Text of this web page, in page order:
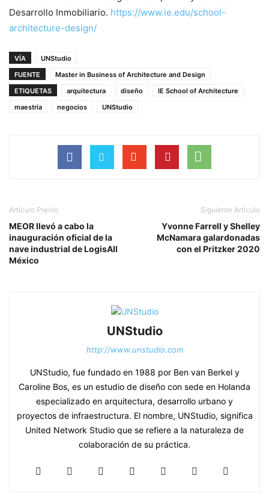
Desarrollo Inmobiliario. https://www.ie.edu/school-
architecture-design/
VÍA
UNStudio
FUENTE
Master in Business of Architecture and Design
ETIQUETAS
arquitectura diseño
IE School of Architecture
maestría
negocios UNStudio
Artículo Previo
MEOR llevó a cabo la
inauguración oficial de la
nave industrial de LogisAll
México
Siguiente Artículo
Yvonne Farrell y Shelley
McNamara galardonadas
con el Pritzker 2020
UNStudio
http://www.unstudio.com
UNStudio, fue fundado en 1988 por Ben van Berkel y
Caroline Bos, es un estudio de diseño con sede en Holanda
especializado en arquitectura, desarrollo urbano y
proyectos de infraestructura. El nombre, UNStudio, significa
United Network Studio que se refiere a la naturaleza de
colaboración de su práctica.